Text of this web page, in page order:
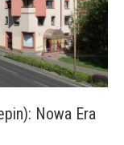
Nowa Era